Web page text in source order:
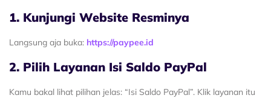
1. Kunjungi Website Resminya
Langsung aja buka: https://paypee.id
2. Pilih Layanan Isi Saldo PayPal
Kamu bakal lihat pilihan jelas: “Isi Saldo PayPal”. Klik layanan itu